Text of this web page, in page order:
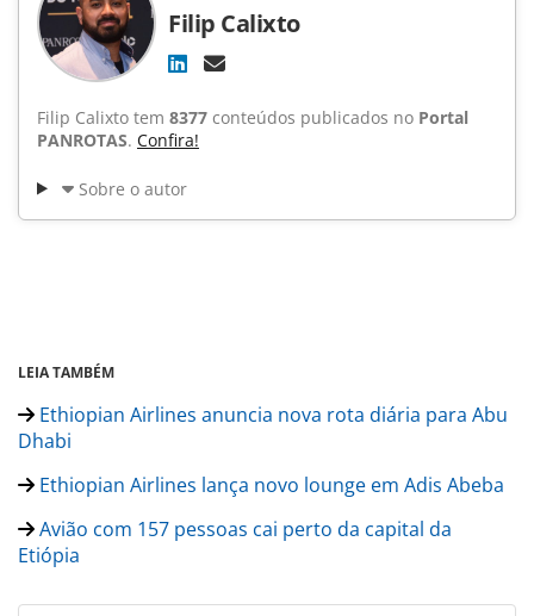
Filip Calixto
Filip Calixto tem 8377 conteúdos publicados no Portal
PANROTAS. Confira!
Sobre o autor
LEIA TAMBÉM
Ethiopian Airlines anuncia nova rota diária para Abu
Dhabi
Ethiopian Airlines lança novo lounge em Adis Abeba
Avião com 157 pessoas cai perto da capital da
Etiópia